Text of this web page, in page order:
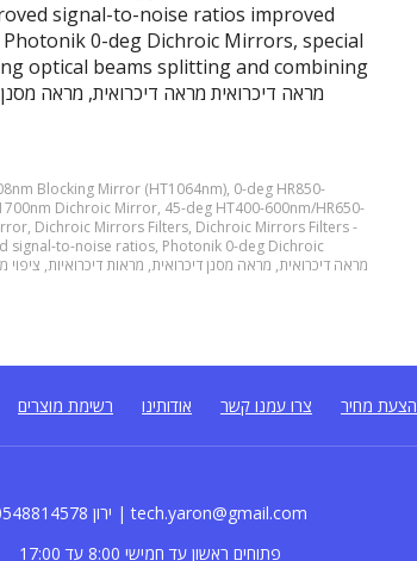
signal-to-noise ratios improved
0-deg Dichroic Mirrors, special
optical beams splitting and combining
Blocking Mirror (HT1064nm), 0-deg HR850-
Dichroic Mirror, 45-deg HT400-600nm/HR650-
, Dichroic Mirrors Filters, Dichroic Mirrors Filters -
signal-to-noise ratios, Photonik 0-deg Dichroic
מראה דיכרואית, מראה מסנן דיכרואית, מראות דיכרואיות, ציפוי
רשימת מוצרים אודותינו צרו עמנו קשר מחיר
0548814578 ירון | tech.yaron@gmail.com
פתוחים ראשון עד חמישי 8:00 עד 17:00